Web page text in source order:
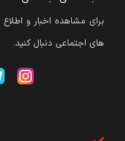
برای مشاهده اخبار و
های اجتماعی دنبال کنید.